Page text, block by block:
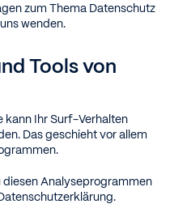
zum Thema Datenschutz
wenden.
Tools von
kann Ihr Surf-Verhalten
Das geschieht vor allem
diesen Analyseprogrammen